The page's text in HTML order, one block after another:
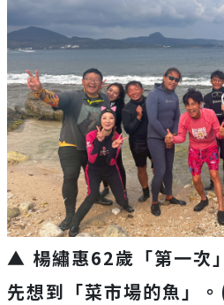
▲ 楊繡惠62歲「第一次
先想到「菜市場的魚」